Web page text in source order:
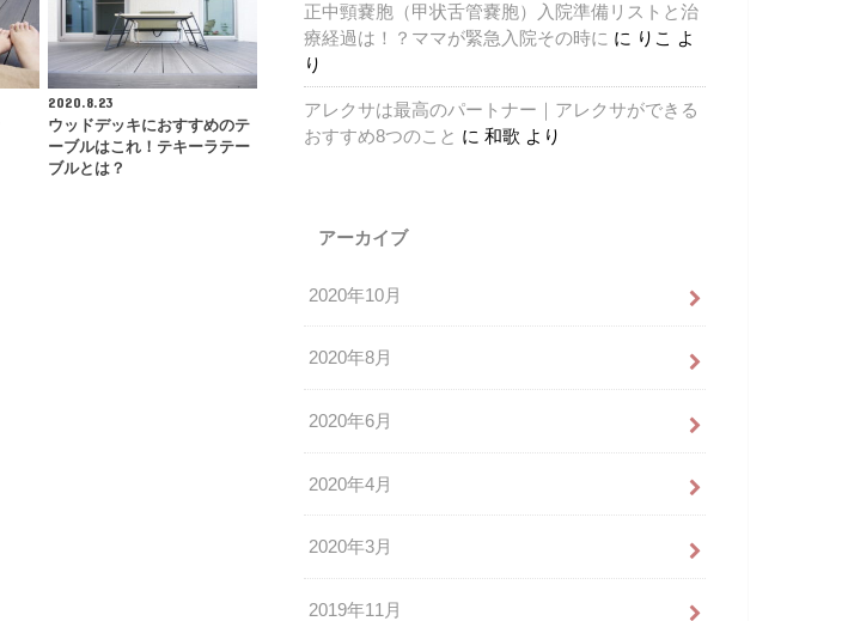
2020.8.23
ウッドデッキにおすすめのテ
ーブルはこれ！テキーラテー
ブルとは？
正中頸嚢胞（甲状舌管嚢胞）入院準備リストと治
療経過は！？ママが緊急入院その時に に りこ
よ
り
アレクサは最高のパートナー｜アレクサができる
おすすめ8つのこと に 和歌 より
アーカイブ
2020年10月
2020年8月
2020年6月
2020年4月
2020年3月
2019年11月